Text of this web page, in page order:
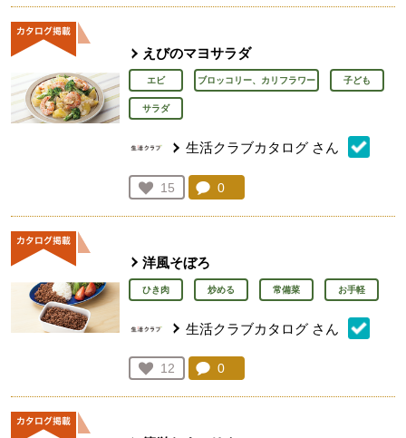
えびのマヨサラダ
エビ ブロッコリー、カリフラワー 子ども
サラダ
生活クラブカタログ さん
お気に入り登録：
15
人が登録
コメント：
0
洋風そぼろ
ひき肉 炒める 常備菜 お手軽
生活クラブカタログ さん
お気に入り登録：
12
人が登録
コメント：
0